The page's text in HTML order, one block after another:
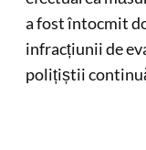
a fost întocmit
infracțiunii de
polițiștii